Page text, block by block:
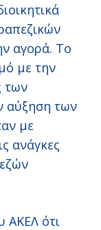
αγορά. Το
με την
των
αύξηση των
με
ανάγκες
ΑΚΕΛ ότι